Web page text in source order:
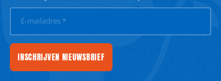
E-mailadres *
INSCHRIJVEN NIEUWSBRIEF